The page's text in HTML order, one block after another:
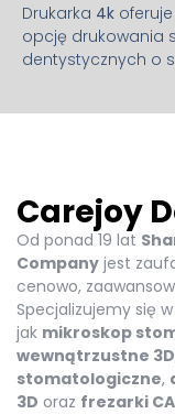
Drukarka 4k
opcję drukowania
dentystycznych o
Carejoy
Od ponad 19 lat
Company jest
cenowo,
Specjalizujemy się
jak mikroskop
wewnątrzustne
stomatologiczne,
3D oraz frezarki